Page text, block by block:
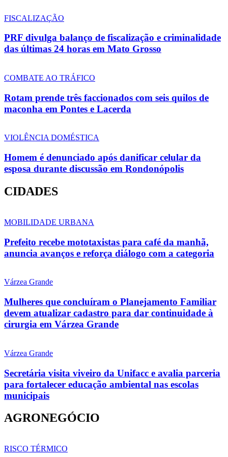
FISCALIZAÇÃO
PRF divulga balanço de fiscalização e criminalidade
das últimas 24 horas em Mato Grosso
COMBATE AO TRÁFICO
Rotam prende três faccionados com seis quilos de
maconha em Pontes e Lacerda
VIOLÊNCIA DOMÉSTICA
Homem é denunciado após danificar celular da
esposa durante discussão em Rondonópolis
CIDADES
MOBILIDADE URBANA
Prefeito recebe mototaxistas para café da manhã,
anuncia avanços e reforça diálogo com a categoria
Várzea Grande
Mulheres que concluíram o Planejamento Familiar
devem atualizar cadastro para dar continuidade à
cirurgia em Várzea Grande
Várzea Grande
Secretária visita viveiro da Unifacc e avalia parceria
para fortalecer educação ambiental nas escolas
municipais
AGRONEGÓCIO
RISCO TÉRMICO